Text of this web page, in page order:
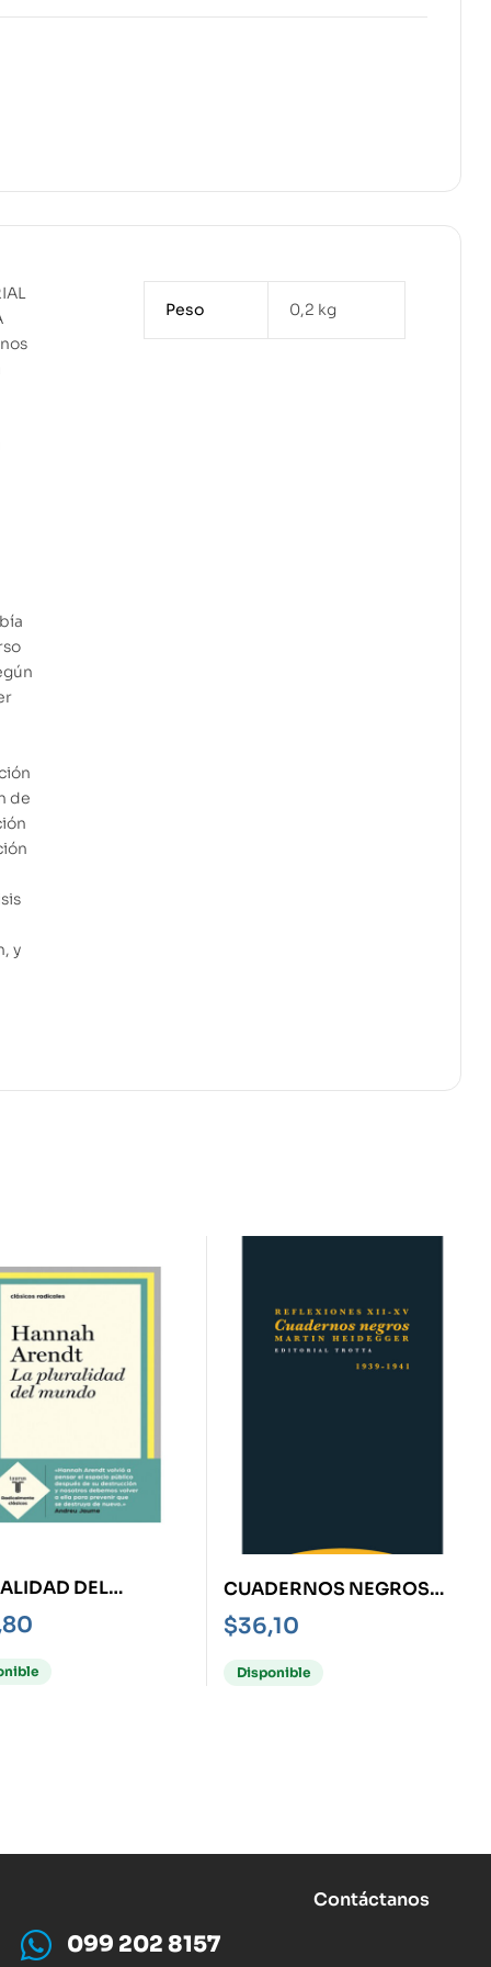
de
y
Peso 0,2 kg
DEL
LA
CUADERNOS NEGROS
REFLEXIONES XII-XV
$36,10
Disponible
Contáctanos
099 202 8157